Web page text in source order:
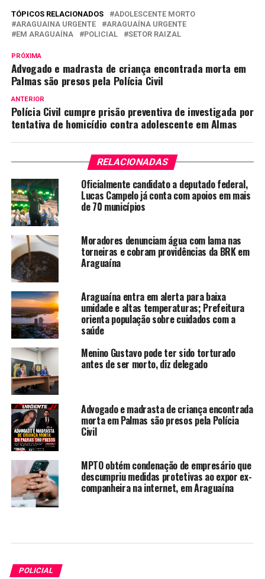
TÓPICOS RELACIONADOS
ADOLESCENTE MORTO
ARAGUAINA URGENTE
ARAGUAÍNA URGENTE
EM ARAGUAÍNA
POLICIAL SETOR RAIZAL
PRÓXIMA
Advogado e madrasta de criança encontrada morta em
Palmas são presos pela Polícia Civil
ANTERIOR
Polícia Civil cumpre prisão preventiva de investigada por
tentativa de homicídio contra adolescente em Almas
RELACIONADAS
Oficialmente candidato a deputado federal,
Lucas Campelo já conta com apoios em mais
de 70 municípios
Moradores denunciam água com lama nas
torneiras e cobram providências da BRK em
Araguaína
Araguaína entra em alerta para baixa
umidade e altas temperaturas; Prefeitura
orienta população sobre cuidados com a
saúde
Menino Gustavo pode ter sido torturado
antes de ser morto, diz delegado
Advogado e madrasta de criança encontrada
morta em Palmas são presos pela Polícia
Civil
MPTO obtém condenação de empresário que
descumpriu medidas protetivas ao expor ex-
companheira na internet, em Araguaína
POLICIAL